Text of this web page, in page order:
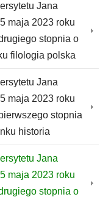
Jana
maja 2023 roku
stopnia o
filologia polska
Jana
maja 2023 roku
stopnia
historia
Jana
maja 2023 roku
stopnia o